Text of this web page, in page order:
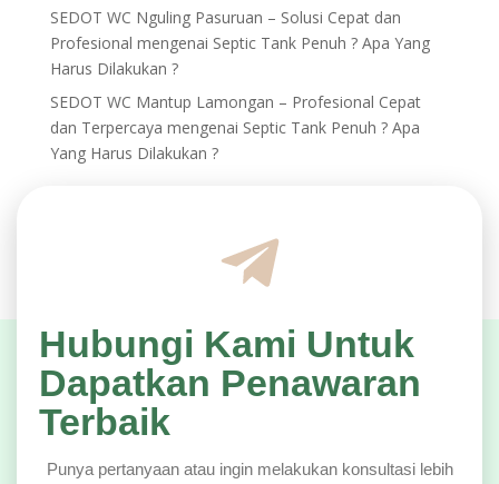
SEDOT WC Nguling Pasuruan – Solusi Cepat dan
Profesional mengenai Septic Tank Penuh ? Apa Yang
Harus Dilakukan ?
SEDOT WC Mantup Lamongan – Profesional Cepat
dan Terpercaya mengenai Septic Tank Penuh ? Apa
Yang Harus Dilakukan ?
Hubungi Kami Untuk
Dapatkan Penawaran
Terbaik
Punya pertanyaan atau ingin melakukan konsultasi lebih